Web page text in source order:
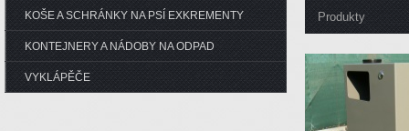
KOŠE A SCHRÁNKY NA PSÍ EXKREMENTY
KONTEJNERY A NÁDOBY NA ODPAD
VYKLÁPĚČE
Produkty